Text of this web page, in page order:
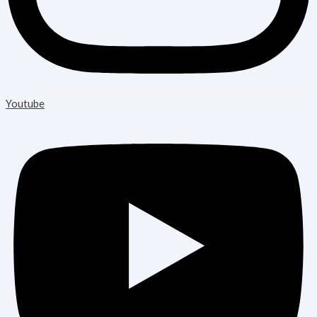
Youtube